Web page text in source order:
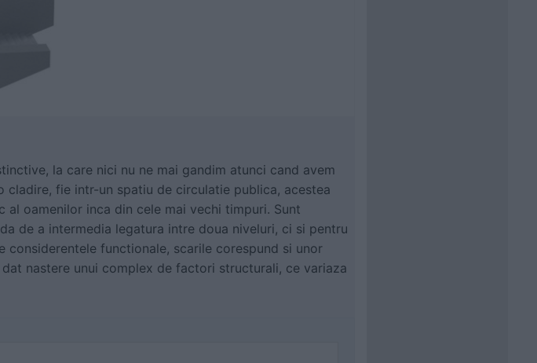
la care nici nu ne mai gandim atunci cand avem
cladire, fie intr-un spatiu de circulatie publica, acestea
oamenilor inca din cele mai vechi timpuri. Sunt
de a intermedia legatura intre doua niveluri, ci si pentru
functionale, scarile corespund si unor
nastere unui complex de factori structurali, ce variaza